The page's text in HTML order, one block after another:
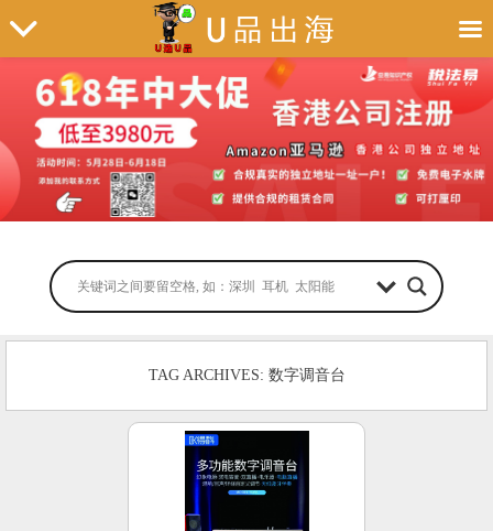
TAG ARCHIVES: 数字调音台